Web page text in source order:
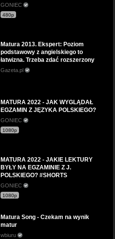
GONIEC
480p
Matura 2013. Ekspert: Poziom
podstawowy z angielskiego to
łatwizna. Trzeba zdać rozszerzony
Gazeta.pl
MATURA 2022 - JAK WYGLĄDAŁ
EGZAMIN Z JĘZYKA POLSKIEGO?
GONIEC
1080p
MATURA 2022 - JAKIE LEKTURY
BYŁY NA EGZAMINIE Z J.
POLSKIEGO? #SHORTS
GONIEC
1080p
Matura Song - Czekam na wynik
matur
wbiuru